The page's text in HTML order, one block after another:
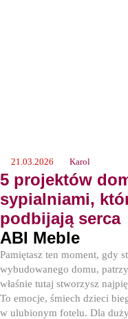
21.03.2026 Karol
5 projektów
sypialniami,
podbijają serca
ABI Meble
Pamiętasz ten moment, gdy
wybudowanego domu,
właśnie tutaj stworzysz
To emocje, śmiech dzieci
w ulubionym fotelu. Dla